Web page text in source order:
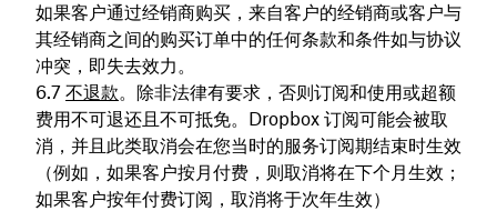
如果客户通过经销商购买，来自客户的经销商或客户与
其经销商之间的购买订单中的任何条款和条件如与协议
冲突，即失去效力。
不退款。除非法律有要求，否则订阅和使用或超额
费用不可退还且不可抵免。Dropbox 订阅可能会被取
消，并且此类取消会在您当时的服务订阅期结束时生效
（例如，如果客户按月付费，则取消将在下个月生效；
如果客户按年付费订阅，取消将于次年生效）